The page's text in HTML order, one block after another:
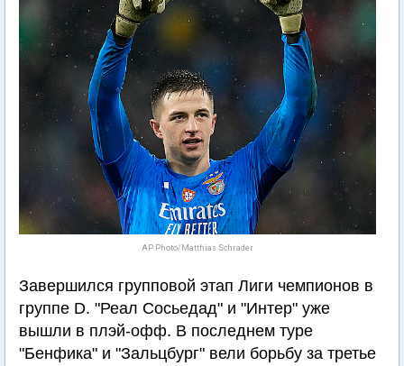
AP Photo/Matthias Schrader
Завершился групповой этап Лиги чемпионов в
группе D. "Реал Сосьедад" и "Интер" уже
вышли в плэй-офф. В последнем туре
"Бенфика" и "Зальцбург" вели борьбу за третье